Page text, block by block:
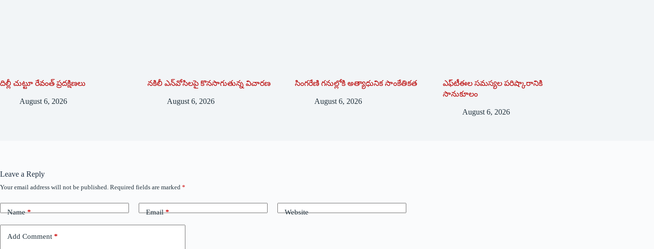
దిల్లీ చుట్టూ రేవంత్ ప్ర‌ద‌క్షిణ‌లు
August 6, 2026
నకిలీ ఎన్‌వోసిలపై కొనసాగుతున్న విచారణ
August 6, 2026
సింగరేణి గనుల్లోకి అత్యాధునిక సాంకేతికత
August 6, 2026
ఎఫ్‌టీఈల సమస్యల పరిష్కారానికి
సానుకూలం
August 6, 2026
Leave a Reply
Your email address will not be published. Required fields are marked *
Name* Email* Website
Add Comment *